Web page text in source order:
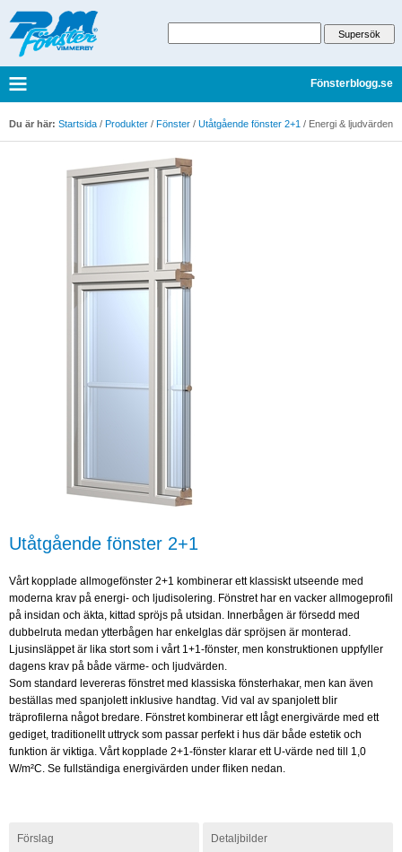
Fönsterblogg.se
Du är här: Startsida / Produkter / Fönster / Utåtgående fönster 2+1 / Energi & ljudvärden
Utåtgående fönster 2+1
Vårt kopplade allmogefönster 2+1 kombinerar ett klassiskt utseende med
moderna krav på energi- och ljudisolering. Fönstret har en vacker allmogeprofil
på insidan och äkta, kittad spröjs på utsidan. Innerbågen är försedd med
dubbelruta medan ytterbågen har enkelglas där spröjsen är monterad.
Ljusinsläppet är lika stort som i vårt 1+1-fönster, men konstruktionen uppfyller
dagens krav på både värme- och ljudvärden.
Som standard levereras fönstret med klassiska fönsterhakar, men kan även
beställas med spanjolett inklusive handtag. Vid val av spanjolett blir
träprofilerna något bredare. Fönstret kombinerar ett lågt energivärde med ett
gediget, traditionellt uttryck som passar perfekt i hus där både estetik och
funktion är viktiga. Vårt kopplade 2+1-fönster klarar ett U-värde ned till 1,0
W/m²C. Se fullständiga energivärden under fliken nedan.
Förslag Detaljbilder